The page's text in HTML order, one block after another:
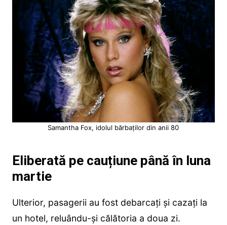
Samantha Fox, idolul bărbaților din anii 80
Eliberată pe cauțiune până în luna
martie
Ulterior, pasagerii au fost debarcați și cazați la
un hotel, reluându-și călătoria a doua zi.